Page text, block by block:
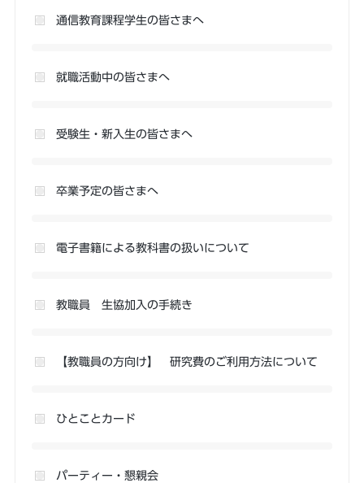
通信教育課程学生の皆さまへ
就職活動中の皆さまへ
受験生・新入生の皆さまへ
卒業予定の皆さまへ
電子書籍による教科書の扱いについて
教職員 生協加入の手続き
【教職員の方向け】 研究費のご利用方法について
ひとことカード
パーティー・懇親会